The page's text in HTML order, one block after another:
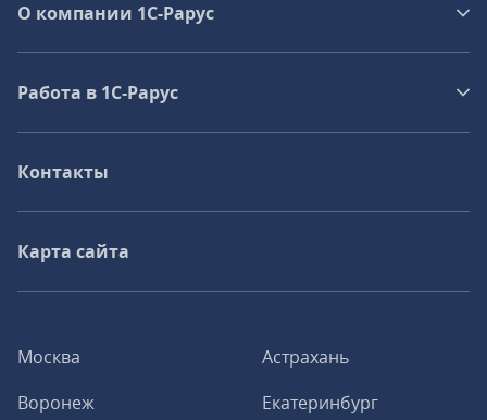
Москва
Астрахань
Воронеж
Екатеринбург
О компании 1C-Рарус
Работа в 1С‑Рарус
Контакты
Карта сайта